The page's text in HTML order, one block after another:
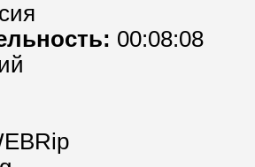
00:08:08